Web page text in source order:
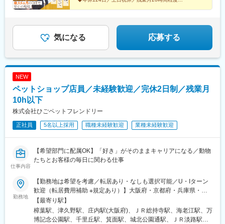
年収500万円（33歳／入社4年目）・年収450万円（28歳／入社3
気になる 応募する
NEW
ペットショップ店員／未経験歓迎／完休2日制／残業月
10h以下
株式会社ひごペットフレンドリー
正社員 5名以上採用 職種未経験歓迎 業種未経験歓迎
仕事内容
【希望部門に配属OK】「好き」がそのままキャリアになる／動物
たちとお客様の毎日に関わる仕事
勤務地
【勤務地は希望を考慮／転居あり・なしも選択可能／U・Iターン
歓迎（転居費用補助 ※規定あり）】大阪府・京都府・兵庫県・奈
良県・和歌山県・愛知県・徳島県・高知県・香川県・愛媛県・広
島県・鳥取県・島根県・福岡県の直営店舗◎現在、愛知県・鳥取
県・中国地方エリアを積極採用中です！＜勤務地＞■大阪府／大阪
【最寄り駅】
樟葉駅、津久野駅、庄内駅(大阪府)、ＪＲ総持寺駅、海老江駅、万
博記念公園駅、千里丘駅、箕面駅、城北公園通駅、ＪＲ淡路駅、